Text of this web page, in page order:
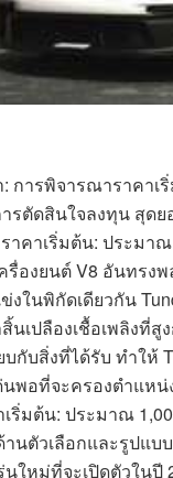
การพิจารณาราคาเ
รตัดสินใจลงทุน สุด
าคาเริ่มต้น: ประมา
รื่องยนต์ V8 อันทร
งในพิกัดเดียวกัน
นเปลืองเชื้อเพลิงที่
กับสิ่งที่ได้รับ ทำให้
นพอที่จะครองตำแห
เริ่มต้น: ประมาณ
นตัวเลือกและรูปแบ
นใหม่ที่จะเปิดตัวใ